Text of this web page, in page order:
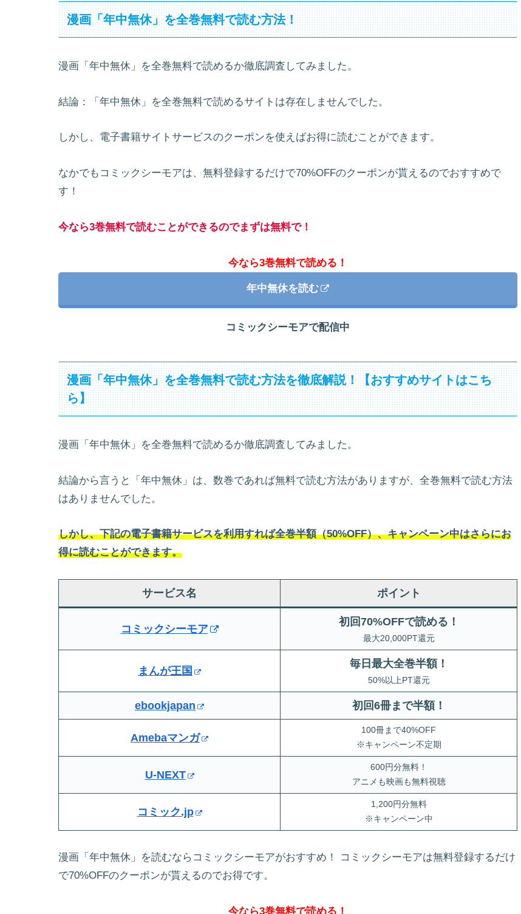
漫画「年中無休」を全巻無料で読む方法！
漫画「年中無休」を全巻無料で読めるか徹底調査してみました。
結論：「年中無休」を全巻無料で読めるサイトは存在しませんでした。
しかし、電子書籍サイトサービスのクーポンを使えばお得に読むことができます。
なかでもコミックシーモアは、無料登録するだけで70%OFFのクーポンが貰えるのでおすすめで
す！
今なら3巻無料で読むことができるのでまずは無料で！
今なら3巻無料で読める！
年中無休を読む
コミックシーモアで配信中
漫画「年中無休」を全巻無料で読む方法を徹底解説！【おすすめサイトはこち
ら】
漫画「年中無休」を全巻無料で読めるか徹底調査してみました。
結論から言うと「年中無休」は、数巻であれば無料で読む方法がありますが、全巻無料で読む方法
はありませんでした。
しかし、下記の電子書籍サービスを利用すれば全巻半額（50%OFF）、キャンペーン中はさらにお
得に読むことができます。
サービス名 ポイント
コミックシーモア
初回70%OFFで読める！
最大20,000PT還元
まんが王国
毎日最大全巻半額！
50%以上PT還元
ebookjapan 初回6冊まで半額！
Amebaマンガ
100冊まで40%OFF
※キャンペーン不定期
U-NEXT
600円分無料！
アニメも映画も無料視聴
コミック.jp
1,200円分無料
※キャンペーン中
漫画「年中無休」を読むならコミックシーモアがおすすめ！ コミックシーモアは無料登録するだけ
で70%OFFのクーポンが貰えるのでお得です。
今なら3巻無料で読める！